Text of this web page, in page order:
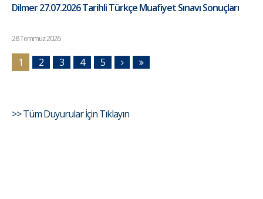
Dilmer 27.07.2026 Tarihli Türkçe Muafiyet Sınavı Sonuçları
28 Temmuz 2026
1 2 3 4 5
>> Tüm Duyurular İçin Tıklayın